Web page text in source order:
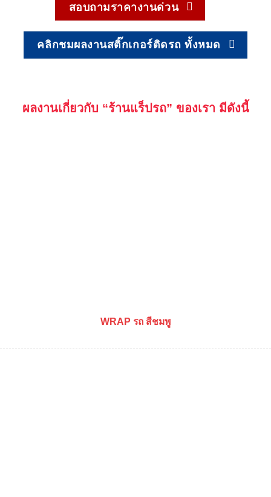
สอบถามราคางานด่วน
คลิกชมผลงานสติ๊กเกอร์ติดรถ ทั้งหมด
ผลงานเกี่ยวกับ “ร้านแร็ปรถ” ของเรา มีดังนี้
WRAP รถ สีชมพู